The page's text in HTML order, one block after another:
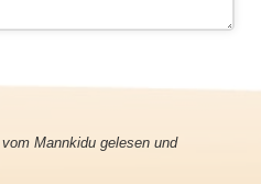
vom Mannkidu gelesen und